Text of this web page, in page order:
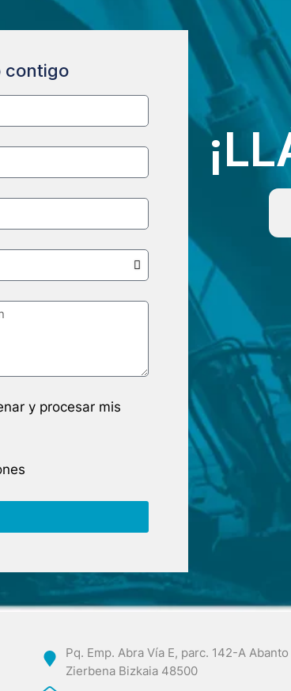
contigo
y procesar mis
Pq. Emp. Abra Vía E, parc. 142-A
Zierbena Bizkaia 48500